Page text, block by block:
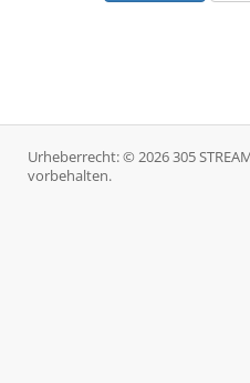
Urheberrecht: © 2026 305
vorbehalten.